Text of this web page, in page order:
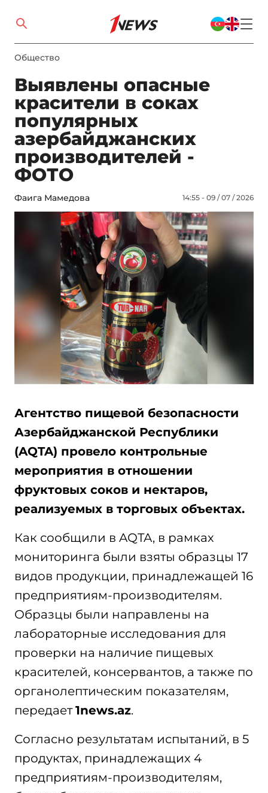
Общество
Выявлены опасные
красители в соках
популярных
азербайджанских
производителей -
ФОТО
Фаига Мамедова 14:55 - 09 / 07 / 2026
Агентство пищевой безопасности
Азербайджанской Республики
(AQTA) провело контрольные
мероприятия в отношении
фруктовых соков и нектаров,
реализуемых в торговых объектах.
Как сообщили в AQTA, в рамках
мониторинга были взяты образцы 17
видов продукции, принадлежащей 16
предприятиям-производителям.
Образцы были направлены на
лабораторные исследования для
проверки на наличие пищевых
красителей, консервантов, а также по
органолептическим показателям,
передает1news.az.
Согласно результатам испытаний, в 5
продуктах, принадлежащих 4
предприятиям-производителям,